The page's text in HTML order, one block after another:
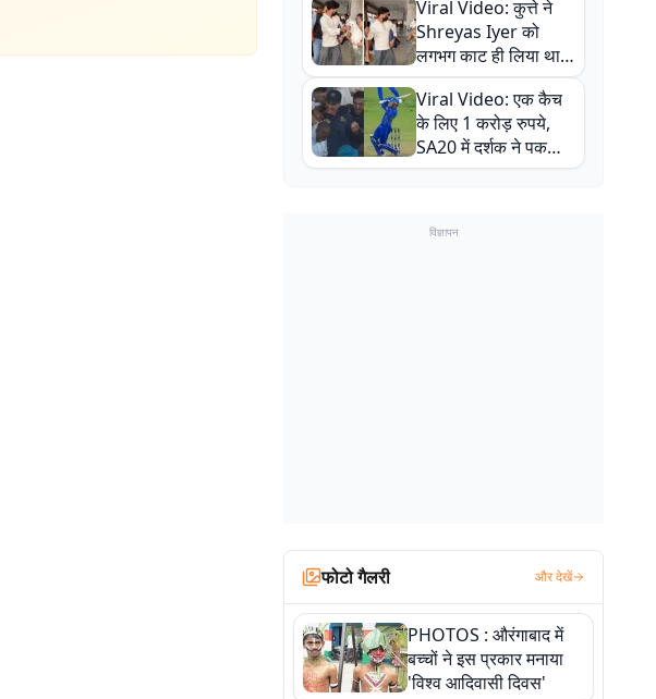
Video वायरल
Viral Video: कुत्ते ने
Shreyas Iyer को
लगभग काट ही लिया था,
न्यूजीलैंड सीरीज से पहले
बाल-बाल बचे
Viral Video: एक कैच
के लिए 1 करोड़ रुपये,
SA20 में दर्शक ने पकड़ा
एक हाथ से गजब का कैच
विज्ञापन
फोटो गैलरी और देखें
PHOTOS : औरंगाबाद में
बच्चों ने इस प्रकार मनाया
'विश्व आदिवासी दिवस'